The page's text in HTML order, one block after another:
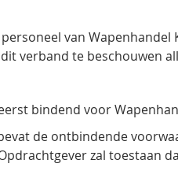
van
verband te beschouwen
bindend voor
de ontbindende
zal toestaan